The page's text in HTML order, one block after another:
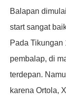
Balapan
start sangat
Pada Tikungan
pembalap, di
terdepan.
karena Ortola,